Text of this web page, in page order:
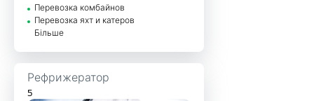
Перевозка комбайнов
Перевозка яхт и катеров
Більше
Рефрижератор
5